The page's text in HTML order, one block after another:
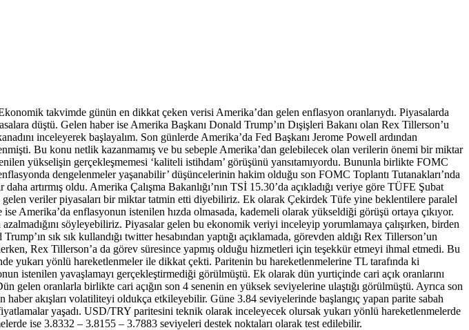
takvimde günün en dikkat çeken verisi Amerika’dan gelen enflasyon oranlarıydı. Piyasalarda
düştü. Gelen haber ise Amerika Başkanı Donald Trump’ın Dışişleri Bakanı olan Rex Tillerson’u
inceleyerek başlayalım. Son günlerde Amerika’da Fed Başkanı Jerome Powell ardından
Bu konu netlik kazanmamış ve bu sebeple Amerika’dan gelebilecek olan verilerin önemi bir miktar
yükselişin gerçekleşmemesi ‘kaliteli istihdam’ görüşünü yansıtamıyordu. Bununla birlikte FOMC
dengelenmeler yaşanabilir’ düşüncelerinin hakim olduğu son FOMC Toplantı Tutanakları’nda
artırmış oldu. Amerika Çalışma Bakanlığı’nın TSİ 15.30’da açıkladığı veriye göre TÜFE Şubat
gelen veriler piyasaları bir miktar tatmin etti diyebiliriz. Ek olarak Çekirdek Tüfe yine beklentilere paralel
Amerika’da enflasyonun istenilen hızda olmasada, kademeli olarak yükseldiği görüşü ortaya çıkıyor.
söyleyebiliriz. Piyasalar gelen bu ekonomik veriyi inceleyip yorumlamaya çalışırken, birden
sık sık kullandığı twitter hesabından yaptığı açıklamada, görevden aldığı Rex Tillerson’un
Rex Tillerson’a da görev süresince yapmış olduğu hizmetleri için teşekkür etmeyi ihmal etmedi. Bu
yukarı yönlü hareketlenmeler ile dikkat çekti. Paritenin bu hareketlenmelerine TL tarafında ki
istenilen yavaşlamayı gerçekleştirmediği görülmüştü. Ek olarak dün yurtiçinde cari açık oranlarını
oranlarla birlikte cari açığın son 4 senenin en yüksek seviyelerine ulaştığı görülmüştü. Ayrıca son
akışları volatiliteyi oldukça etkileyebilir. Güne 3.84 seviyelerinde başlangıç yapan parite sabah
yaşadı. USD/TRY paritesini teknik olarak inceleyecek olursak yukarı yönlü hareketlenmelerde
ise 3.8332 – 3.8155 – 3.7883 seviyeleri destek noktaları olarak test edilebilir.